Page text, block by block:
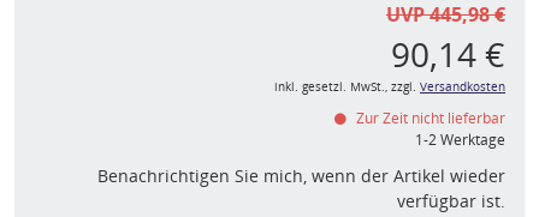
UVP 445,98 €
90,14 €
inkl. gesetzl. MwSt., zzgl. Versandkosten
Zur Zeit nicht lieferbar
1-2 Werktage
Benachrichtigen Sie mich, wenn der Artikel wieder
verfügbar ist.